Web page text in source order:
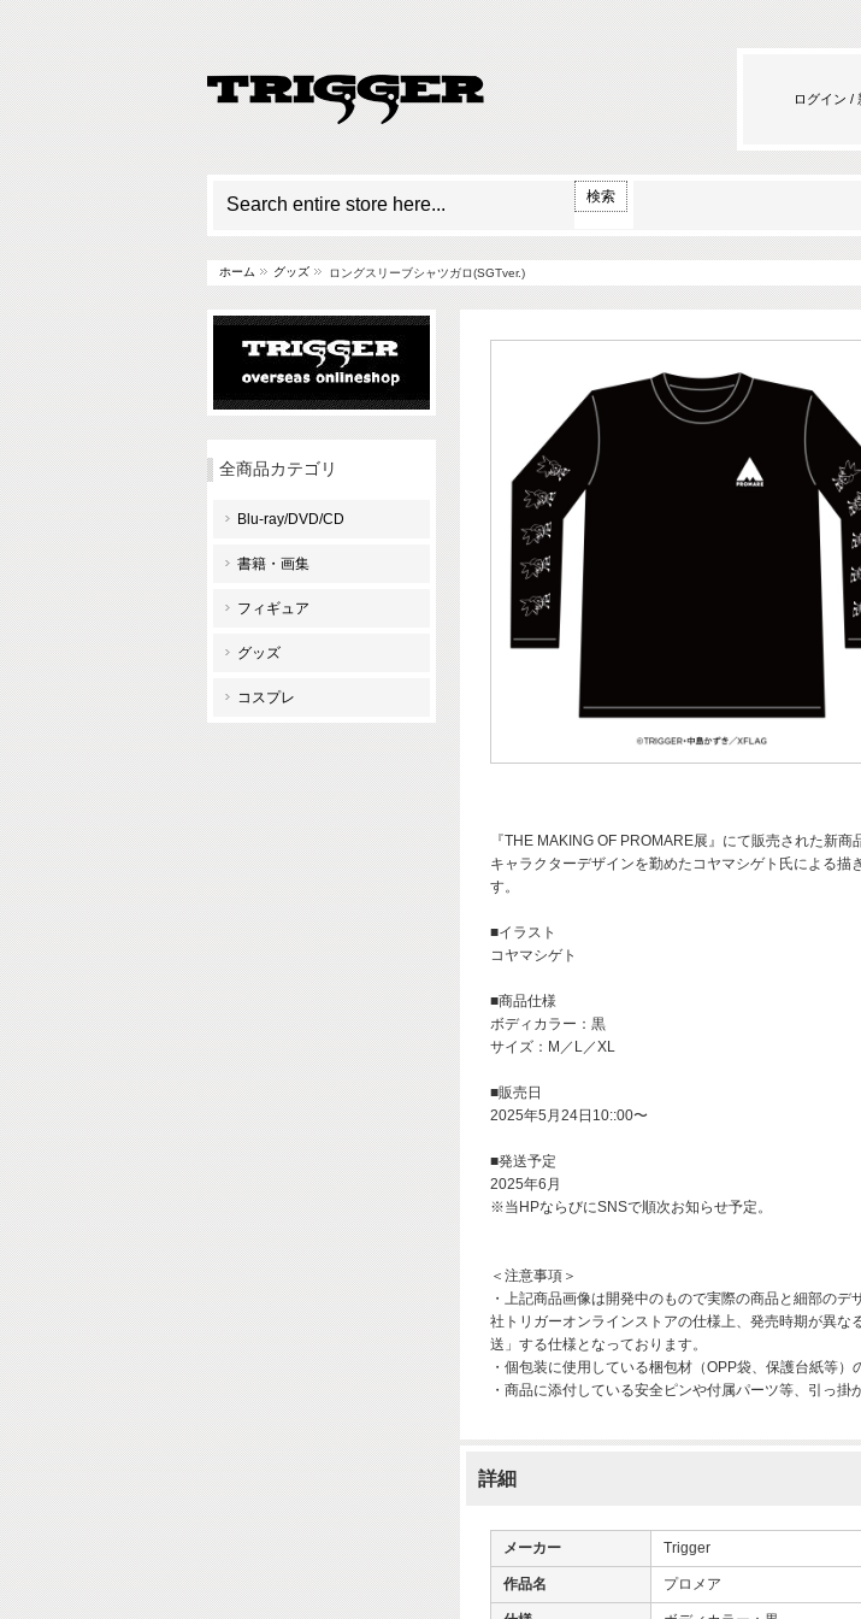
ログイン /
検索
ホーム グッズ ロングスリーブシャツガロ(SGTver.)
『THE MAKING OF PROMARE展』にて販売された新商
キャラクターデザインを勤めたコヤマシゲト氏による
す。
■イラスト
コヤマシゲト
■商品仕様
ボディカラー：黒
サイズ：M／L／XL
■販売日
2025年5月24日10::00〜
■発送予定
2025年6月
※当HPならびにSNSで順次お知らせ予定。
＜注意事項＞
・上記商品画像は開発中のもので実際の商品と細部の
社トリガーオンラインストアの仕様上、発売時期が異
送」する仕様となっております。
・個包装に使用している梱包材（OPP袋、保護台紙等
・商品に添付している安全ピンや付属パーツ等、引っ
詳細
メーカー Trigger
作品名 プロメア
全商品カテゴリ
Blu-ray/DVD/CD
書籍・画集
フィギュア
グッズ
コスプレ